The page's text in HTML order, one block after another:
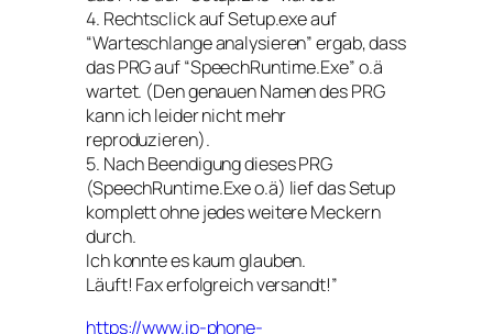
4. Rechtsclick auf Setup.exe auf
“Warteschlange analysieren” ergab, dass
das PRG auf “SpeechRuntime.Exe” o.ä
wartet. (Den genauen Namen des PRG
kann ich leider nicht mehr
reproduzieren).
5. Nach Beendigung dieses PRG
(SpeechRuntime.Exe o.ä) lief das Setup
komplett ohne jedes weitere Meckern
durch.
Ich konnte es kaum glauben.
Läuft! Fax erfolgreich versandt!”
https://www.ip-phone-